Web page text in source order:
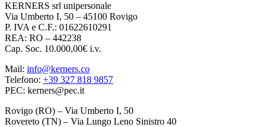
KERNERS srl unipersonale
Via Umberto I, 50 – 45100 Rovigo
P. IVA e C.F.: 01622610291
REA: RO – 442238
Cap. Soc. 10.000,00€ i.v.
Mail: info@kerners.co
Telefono: +39 327 818 9857
PEC: kerners@pec.it
Rovigo (RO) – Via Umberto I, 50
Rovereto (TN) – Via Lungo Leno Sinistro 40